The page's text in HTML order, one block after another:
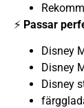
⚡ Passar
Disney
Disney
Disney